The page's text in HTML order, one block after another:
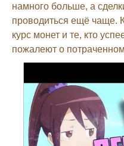
намного больше, а
проводиться ещё чаще.
курс монет и те, кто
пожалеют о